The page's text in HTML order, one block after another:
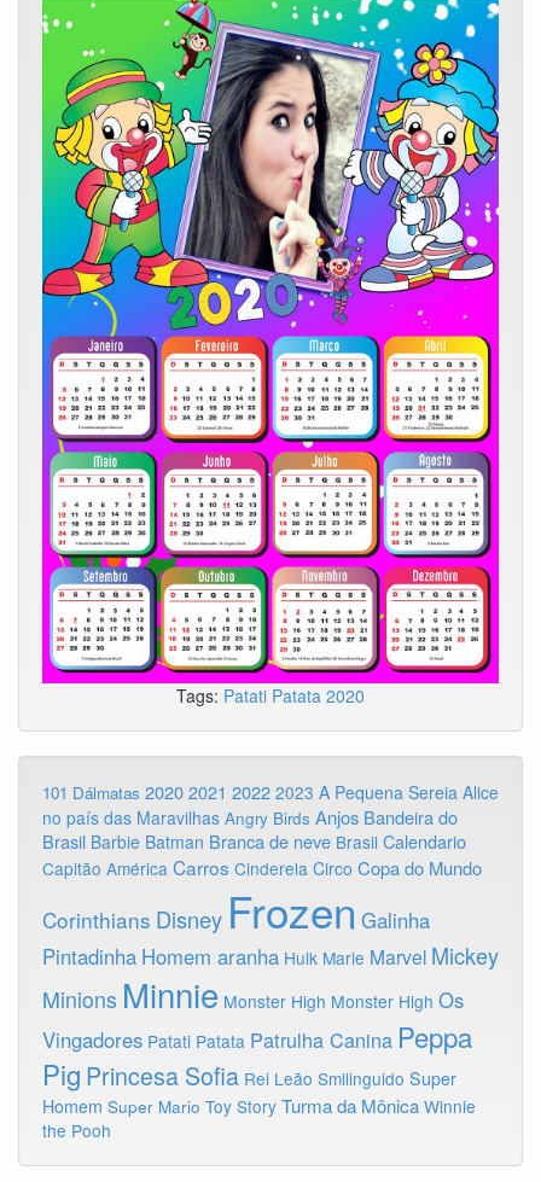
Tags: Patati Patata 2020
101 Dálmatas 2020 2021 2022 2023 A Pequena Sereia Alice
no país das Maravilhas Angry Birds Anjos Bandeira do
Brasil Barbie Batman Branca de neve Brasil Calendario
Capitão América Carros Cinderela Circo Copa do Mundo
Corinthians Disney Frozen Galinha
Pintadinha Homem aranha Hulk Marie Marvel Mickey
Minions Minnie Monster High Monster High Os
Vingadores Patati Patata Patrulha Canina Peppa
Pig Princesa Sofia Rei Leão Smilinguido Super
Homem Super Mario Toy Story Turma da Mônica Winnie
the Pooh